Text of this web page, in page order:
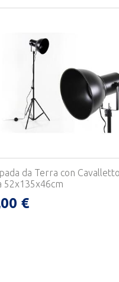
da Terra con Cavalletto
52x135x46cm
€